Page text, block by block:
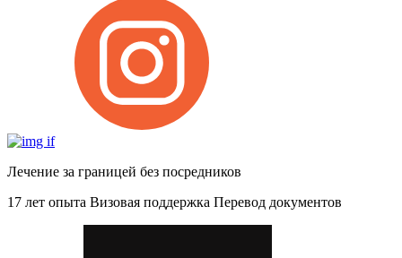
Лечение за границей без посредников
17 лет опыта Визовая поддержка Перевод документов